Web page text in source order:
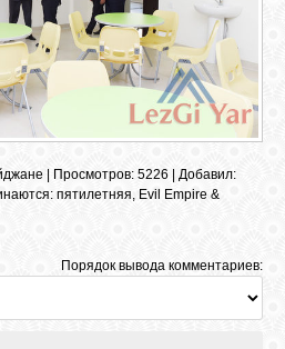
Просмотров: 5226 | Добавил:
: пятилетняя, Evil Empire &
Порядок вывода комментариев: